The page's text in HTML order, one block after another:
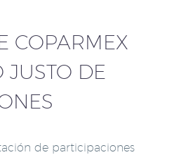
COPARMEX
JUSTO DE
de participaciones